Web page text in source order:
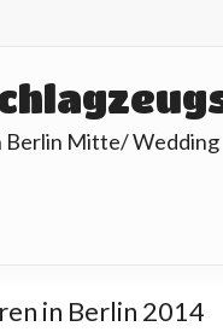
Berlin Mitte/ Wedding
in Berlin 2014